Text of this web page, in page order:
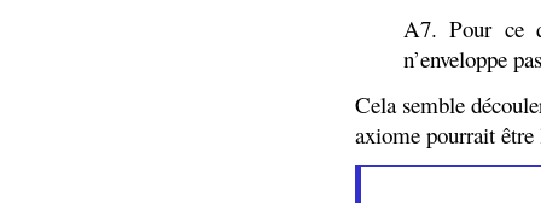
A7. Pour ce
n’enveloppe
Cela semble
axiome pourrait